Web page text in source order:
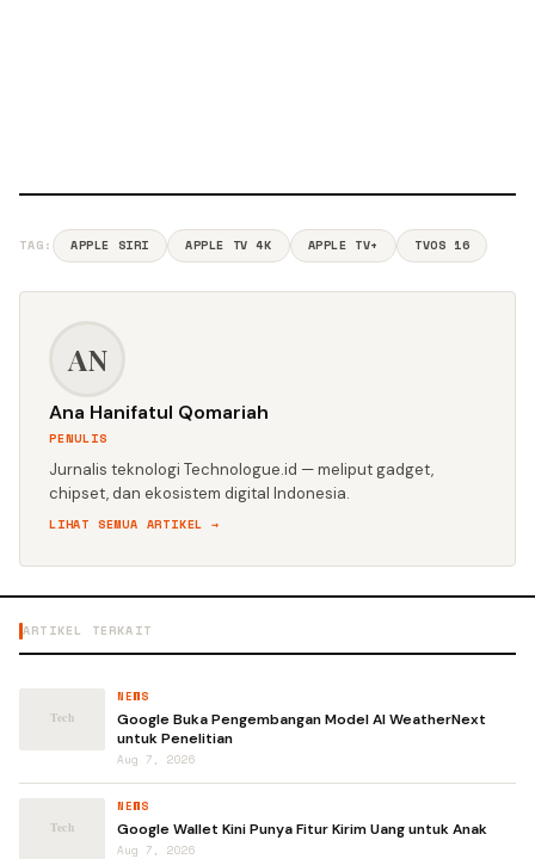
TAG: APPLE SIRI APPLE TV 4K APPLE TV+ TVOS 16
AN
Ana Hanifatul Qomariah
PENULIS
Jurnalis teknologi Technologue.id — meliput gadget,
chipset, dan ekosistem digital Indonesia.
LIHAT SEMUA ARTIKEL →
ARTIKEL TERKAIT
NEWS
Google Buka Pengembangan Model AI WeatherNext
untuk Penelitian
Aug 7, 2026
NEWS
Google Wallet Kini Punya Fitur Kirim Uang untuk Anak
Aug 7, 2026